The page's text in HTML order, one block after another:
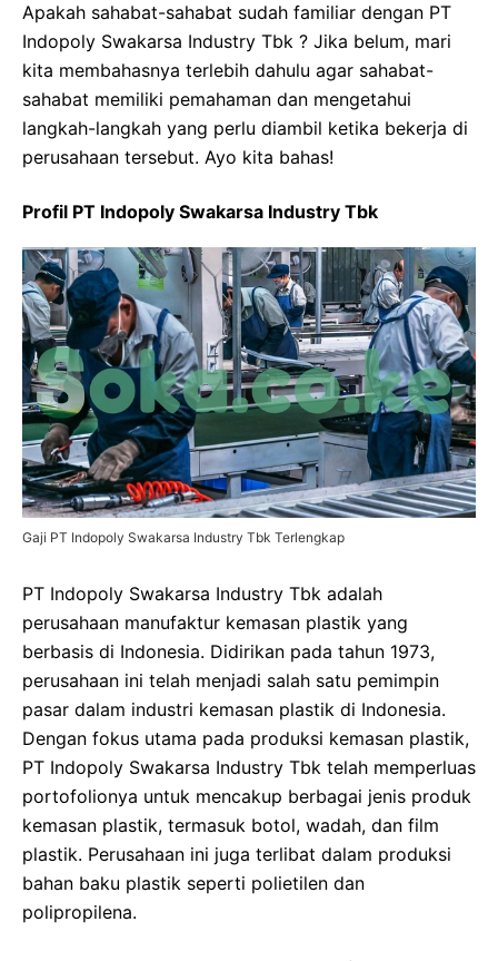
Apakah sahabat-sahabat sudah familiar dengan PT
Indopoly Swakarsa Industry Tbk ? Jika belum, mari
kita membahasnya terlebih dahulu agar sahabat-
sahabat memiliki pemahaman dan mengetahui
langkah-langkah yang perlu diambil ketika bekerja di
perusahaan tersebut. Ayo kita bahas!
Profil PT Indopoly Swakarsa Industry Tbk
Gaji PT Indopoly Swakarsa Industry Tbk Terlengkap
PT Indopoly Swakarsa Industry Tbk adalah
perusahaan manufaktur kemasan plastik yang
berbasis di Indonesia. Didirikan pada tahun 1973,
perusahaan ini telah menjadi salah satu pemimpin
pasar dalam industri kemasan plastik di Indonesia.
Dengan fokus utama pada produksi kemasan plastik,
PT Indopoly Swakarsa Industry Tbk telah memperluas
portofolionya untuk mencakup berbagai jenis produk
kemasan plastik, termasuk botol, wadah, dan film
plastik. Perusahaan ini juga terlibat dalam produksi
bahan baku plastik seperti polietilen dan
polipropilena.